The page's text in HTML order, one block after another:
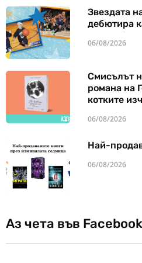
Звездата
дебютира
06/08/2026
Смисълът
романа на
котките
06/08/2026
Най-
06/08/2026
Аз чета във Facebook